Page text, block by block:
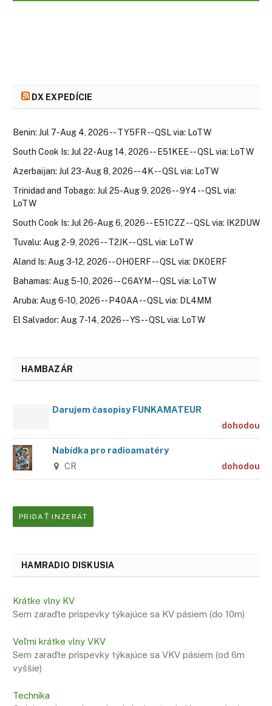
DX EXPEDÍCIE
Benin: Jul 7-Aug 4, 2026 -- TY5FR -- QSL via: LoTW
South Cook Is: Jul 22-Aug 14, 2026 -- E51KEE -- QSL via: LoTW
Azerbaijan: Jul 23-Aug 8, 2026 -- 4K -- QSL via: LoTW
Trinidad and Tobago: Jul 25-Aug 9, 2026 -- 9Y4 -- QSL via:
LoTW
South Cook Is: Jul 26-Aug 6, 2026 -- E51CZZ -- QSL via: IK2DUW
Tuvalu: Aug 2-9, 2026 -- T2JK -- QSL via: LoTW
Aland Is: Aug 3-12, 2026 -- OH0ERF -- QSL via: DK0ERF
Bahamas: Aug 5-10, 2026 -- C6AYM -- QSL via: LoTW
Aruba: Aug 6-10, 2026 -- P40AA -- QSL via: DL4MM
El Salvador: Aug 7-14, 2026 -- YS -- QSL via: LoTW
HAMBAZÁR
Darujem časopisy FUNKAMATEUR
dohodou
Nabídka pro radioamatéry
CR dohodou
PRIDAŤ INZERÁT
HAMRADIO DISKUSIA
Krátke vlny KV
Sem zaraďte príspevky týkajúce sa KV pásiem (do 10m)
Veľmi krátke vlny VKV
Sem zaraďte príspevky týkajúce sa VKV pásiem (od 6m
vyššie)
Technika